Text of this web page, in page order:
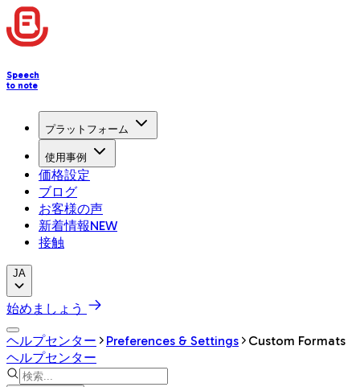
Speech
to note
プラットフォーム
使用事例
価格設定
ブログ
お客様の声
新着情報NEW
接触
JA
始めましょう
ヘルプセンター Preferences & Settings
Custom Formats
ヘルプセンター